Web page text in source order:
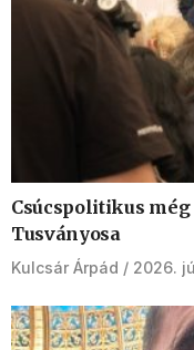
Csúcspolitikus
Tusványosa
Kulcsár Árpád 2026.